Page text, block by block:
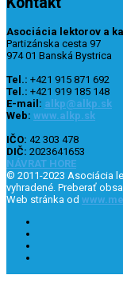
Asociácia lektorov a
Partizánska cesta 97
974 01 Banská Bystrica
Tel.: +421 915 871 692
Tel.: +421 919 185 148
E-mail: alkp@alkp.sk
Web: www.alkp.sk
IČO: 42 303 478
DIČ: 2023641653
NÁVRAT HORE
© 2011-2023 Asociácia
vyhradené. Preberať
Web stránka od